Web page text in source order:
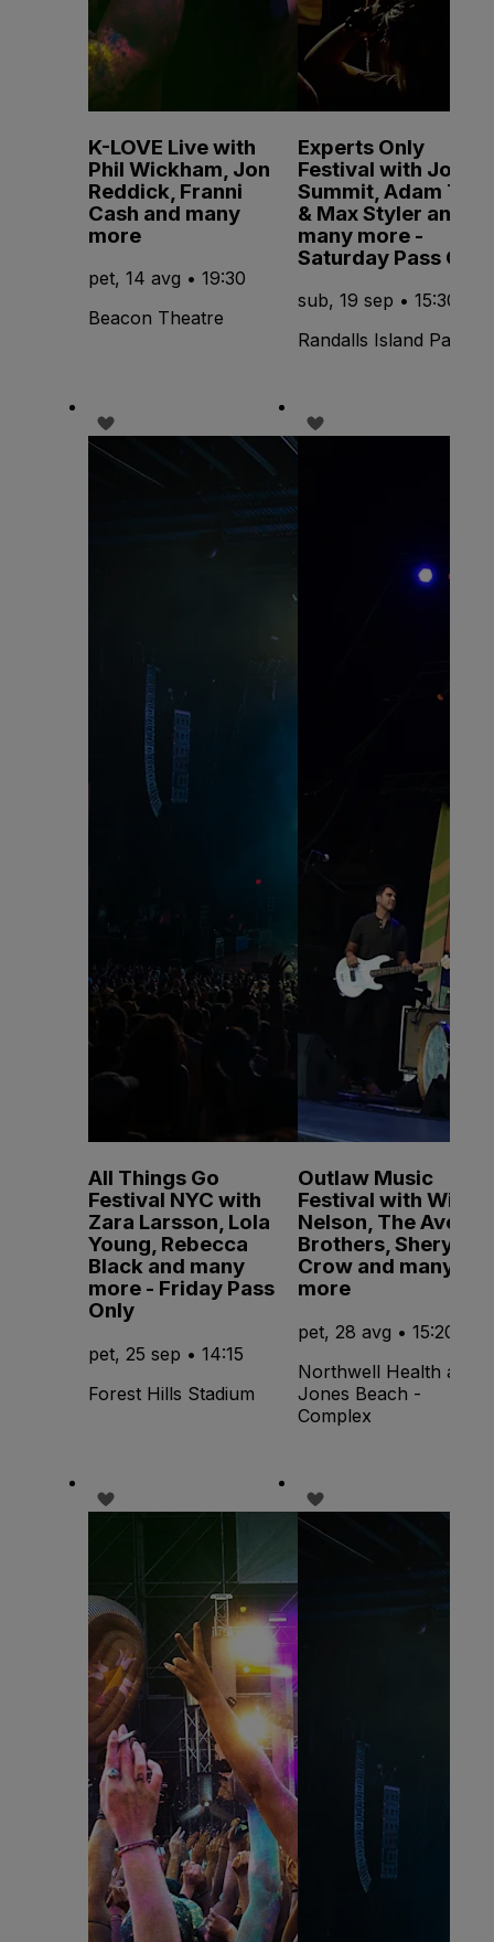
K-LOVE Live with
Phil Wickham, Jon
Reddick, Franni
Cash and many
more
pet, 14 avg • 19:30
Beacon Theatre
Experts Only
Festival with John
Summit, Adam Ten
& Max Styler and
many more -
Saturday Pass Only
sub, 19 sep • 15:30
Randalls Island Park
All Things Go
Festival NYC with
Zara Larsson, Lola
Young, Rebecca
Black and many
more - Friday Pass
Only
pet, 25 sep • 14:15
Forest Hills Stadium
Outlaw Music
Festival with Willie
Nelson, The Avett
Brothers, Sheryl
Crow and many
more
pet, 28 avg • 15:20
Northwell Health at
Jones Beach -
Complex